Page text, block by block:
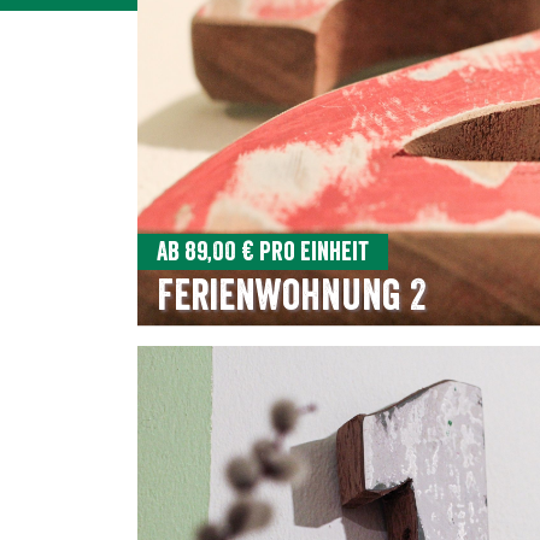
Ab 89,00 € pro Einheit
Ferienwohnung 2